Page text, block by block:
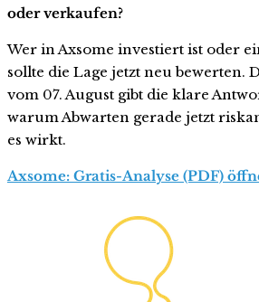
oder verkaufen?
Wer in Axsome investiert ist oder
sollte die Lage jetzt neu bewerten.
vom 07. August gibt die klare
warum Abwarten gerade jetzt
es wirkt.
Axsome: Gratis-Analyse (PDF)